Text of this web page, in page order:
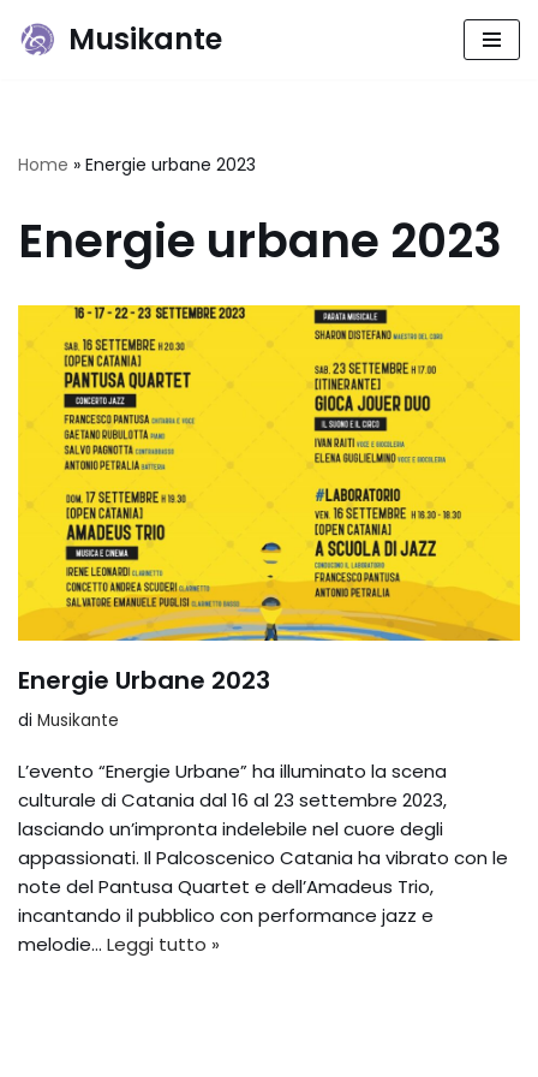
Musikante
Home » Energie urbane 2023
Energie urbane 2023
Energie Urbane 2023
di Musikante
L’evento “Energie Urbane” ha illuminato la scena
culturale di Catania dal 16 al 23 settembre 2023,
lasciando un’impronta indelebile nel cuore degli
appassionati. Il Palcoscenico Catania ha vibrato con le
note del Pantusa Quartet e dell’Amadeus Trio,
incantando il pubblico con performance jazz e
melodie… Leggi tutto »